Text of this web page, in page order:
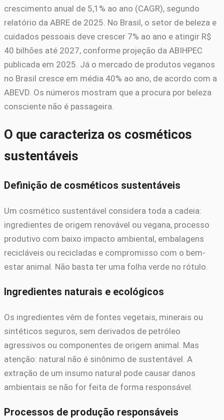
crescimento anual de 5,1% ao ano (CAGR), segundo
relatório da ABRE de 2025. No Brasil, o setor de beleza e
cuidados pessoais deve crescer 7% ao ano e atingir R$
40 bilhões até 2027, conforme projeção da ABIHPEC
publicada em 2025. Já o mercado de produtos veganos
no Brasil cresce em média 40% ao ano, de acordo com a
ABEVD. Os números mostram que a procura por beleza
consciente não é passageira.
O que caracteriza os cosméticos
sustentáveis
Definição de cosméticos sustentáveis
Um cosmético sustentável considera toda a cadeia:
ingredientes de origem renovável ou vegana, processo
produtivo com baixo impacto ambiental, embalagens
recicláveis ou recicladas e compromisso com o bem-
estar animal. Não basta ter uma folha verde no rótulo.
Ingredientes naturais e ecológicos
Os ingredientes vêm de fontes vegetais, minerais ou
sintéticos seguros, sem derivados de petróleo
agressivos ou componentes de origem animal. Mas
atenção: natural não é sinônimo de sustentável. A
extração de um insumo natural pode causar danos
ambientais se não for feita de forma responsável.
Processos de produção responsáveis